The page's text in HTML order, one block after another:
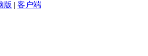
版 | 客户端